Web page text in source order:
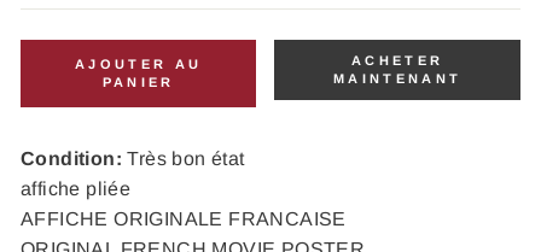
AJOUTER AU
PANIER
ACHETER
MAINTENANT
Condition: Très bon état
affiche pliée
AFFICHE ORIGINALE FRANCAISE